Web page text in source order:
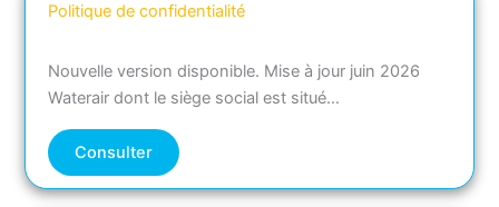
Politique de confidentialité
Nouvelle version disponible. Mise à jour juin 2026
Waterair dont le siège social est situé…
Consulter